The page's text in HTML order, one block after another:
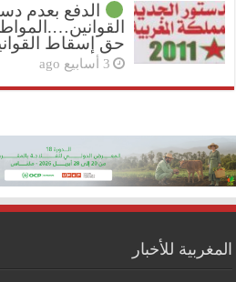
الدفع بعدم
حق إسقاط
3 أسابيع ago
المغربية للأخبار